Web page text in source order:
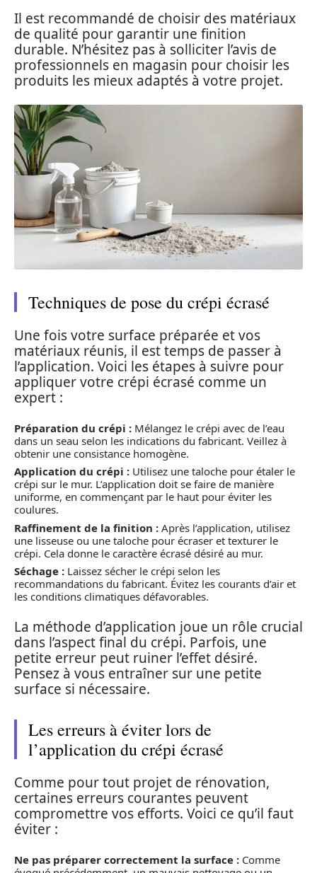
Il est recommandé de choisir des matériaux
de qualité pour garantir une finition
durable. N’hésitez pas à solliciter l’avis de
professionnels en magasin pour choisir les
produits les mieux adaptés à votre projet.
Techniques de pose du crépi écrasé
Une fois votre surface préparée et vos
matériaux réunis, il est temps de passer à
l’application. Voici les étapes à suivre pour
appliquer votre crépi écrasé comme un
expert :
Préparation du crépi : Mélangez le crépi avec de l’eau
dans un seau selon les indications du fabricant. Veillez à
obtenir une consistance homogène.
Application du crépi : Utilisez une taloche pour étaler le
crépi sur le mur. L’application doit se faire de manière
uniforme, en commençant par le haut pour éviter les
coulures.
Raffinement de la finition : Après l’application, utilisez
une lisseuse ou une taloche pour écraser et texturer le
crépi. Cela donne le caractère écrasé désiré au mur.
Séchage : Laissez sécher le crépi selon les
recommandations du fabricant. Évitez les courants d’air et
les conditions climatiques défavorables.
La méthode d’application joue un rôle crucial
dans l’aspect final du crépi. Parfois, une
petite erreur peut ruiner l’effet désiré.
Pensez à vous entraîner sur une petite
surface si nécessaire.
Les erreurs à éviter lors de
l’application du crépi écrasé
Comme pour tout projet de rénovation,
certaines erreurs courantes peuvent
compromettre vos efforts. Voici ce qu’il faut
éviter :
Ne pas préparer correctement la surface : Comme